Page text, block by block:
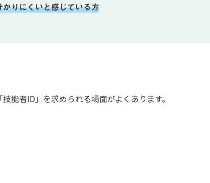
りにくいと感じている方
能者ID」を求められる場面がよくあります。